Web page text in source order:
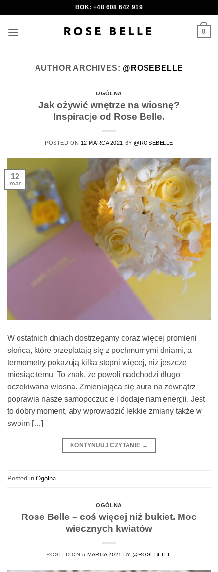
content
BOK: +48 608 642 919
0
AUTHOR ARCHIVES: @ROSEBELLE
OGÓLNA
Jak ożywić wnętrze na wiosnę?
Inspiracje od Rose Belle.
POSTED ON 12 MARCA 2021 BY@ROSEBELLE
12
mar
W ostatnich dniach dostrzegamy coraz więcej promieni
słońca, które przeplatają się z pochmurnymi dniami, a
termometry pokazują kilka stopni więcej, niż jeszcze
miesiąc temu. To znak, że powoli nadchodzi długo
oczekiwana wiosna. Zmieniająca się aura na zewnątrz
poprawia nasze samopoczucie i dodaje nam energii. Jest
to dobry moment, aby wprowadzić lekkie zmiany także w
swoim […]
KONTYNUUJ CZYTANIE →
Posted in Ogólna
OGÓLNA
Rose Belle – coś więcej niż bukiet. Moc
wiecznych kwiatów
POSTED ON 5 MARCA 2021 BY @ROSEBELLE